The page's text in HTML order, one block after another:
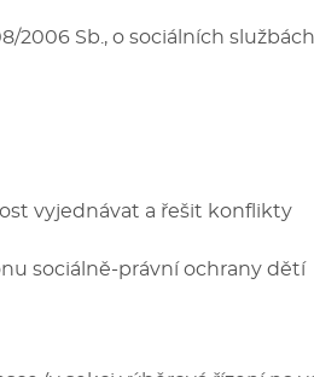
2006 Sb., o sociálních
vyjednávat a řešit konflikty
sociálně-právní ochrany dětí